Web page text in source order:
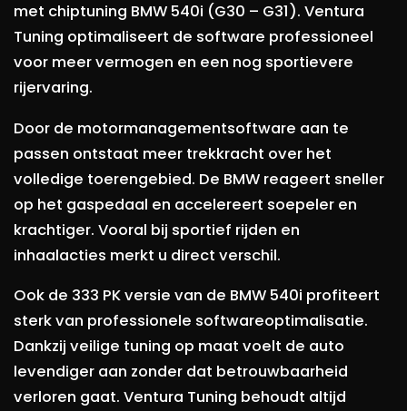
met chiptuning BMW 540i (G30 – G31). Ventura
Tuning optimaliseert de software professioneel
voor meer vermogen en een nog sportievere
rijervaring.
Door de motormanagementsoftware aan te
passen ontstaat meer trekkracht over het
volledige toerengebied. De BMW reageert sneller
op het gaspedaal en accelereert soepeler en
krachtiger. Vooral bij sportief rijden en
inhaalacties merkt u direct verschil.
Ook de 333 PK versie van de BMW 540i profiteert
sterk van professionele softwareoptimalisatie.
Dankzij veilige tuning op maat voelt de auto
levendiger aan zonder dat betrouwbaarheid
verloren gaat. Ventura Tuning behoudt altijd